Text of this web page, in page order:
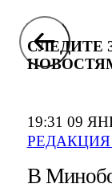
19:31 09
СЛЕДИТЕ
В